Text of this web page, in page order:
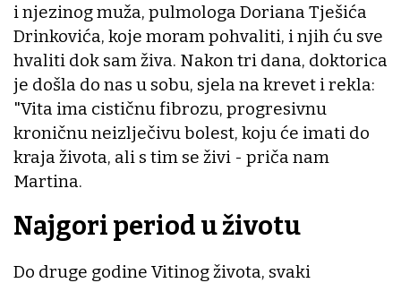
i njezinog muža, pulmologa Doriana Tješića
Drinkovića, koje moram pohvaliti, i njih ću sve
hvaliti dok sam živa. Nakon tri dana, doktorica
je došla do nas u sobu, sjela na krevet i rekla:
"Vita ima cističnu fibrozu, progresivnu
kroničnu neizlječivu bolest, koju će imati do
kraja života, ali s tim se živi - priča nam
Martina.
Najgori period u životu
Do druge godine Vitinog života, svaki